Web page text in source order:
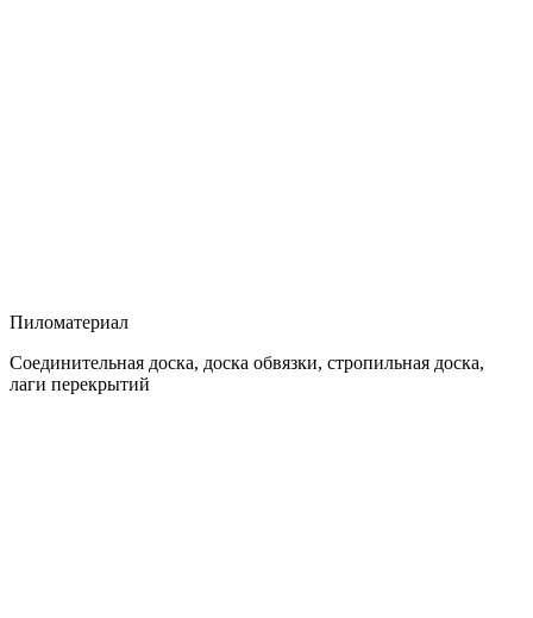
Пиломатериал
Соединительная доска, доска обвязки, стропильная доска,
лаги перекрытий